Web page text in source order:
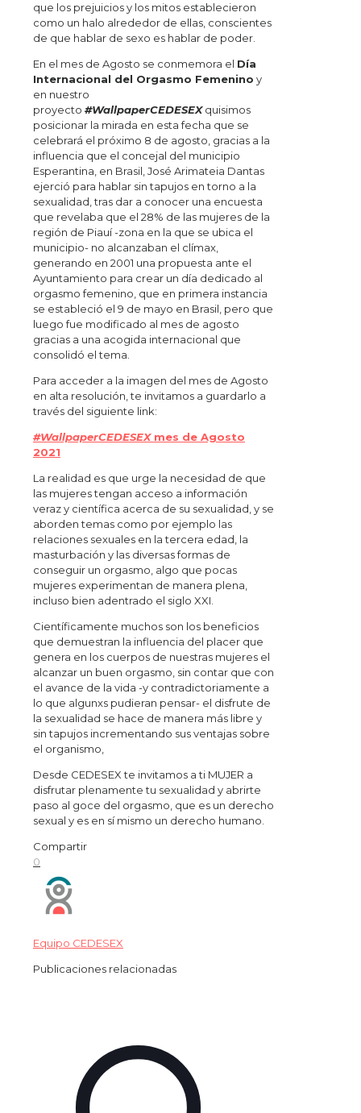
que los prejuicios y los mitos establecieron
como un halo alrededor de ellas, conscientes
de que hablar de sexo es hablar de poder.
En el mes de Agosto se conmemora el Día
Internacional del Orgasmo Femenino y
en nuestro
proyecto #WallpaperCEDESEXquisimos
posicionar la mirada en esta fecha que se
celebrará el próximo 8 de agosto, gracias a la
influencia que el concejal del municipio
Esperantina, en Brasil, José Arimateia Dantas
ejerció para hablar sin tapujos en torno a la
sexualidad, tras dar a conocer una encuesta
que revelaba que el 28% de las mujeres de la
región de Piauí -zona en la que se ubica el
municipio- no alcanzaban el clímax,
generando en 2001 una propuesta ante el
Ayuntamiento para crear un día dedicado al
orgasmo femenino, que en primera instancia
se estableció el 9 de mayo en Brasil, pero que
luego fue modificado al mes de agosto
gracias a una acogida internacional que
consolidó el tema.
Para acceder a la imagen del mes de Agosto
en alta resolución, te invitamos a guardarlo a
través del siguiente link:
#WallpaperCEDESEXmes de Agosto
2021
La realidad es que urge la necesidad de que
las mujeres tengan acceso a información
veraz y científica acerca de su sexualidad, y se
aborden temas como por ejemplo las
relaciones sexuales en la tercera edad, la
masturbación y las diversas formas de
conseguir un orgasmo, algo que pocas
mujeres experimentan de manera plena,
incluso bien adentrado el siglo XXI.
Científicamente muchos son los beneficios
que demuestran la influencia del placer que
genera en los cuerpos de nuestras mujeres el
alcanzar un buen orgasmo, sin contar que con
el avance de la vida -y contradictoriamente a
lo que algunxs pudieran pensar- el disfrute de
la sexualidad se hace de manera más libre y
sin tapujos incrementando sus ventajas sobre
el organismo,
Desde CEDESEX te invitamos a ti MUJER a
disfrutar plenamente tu sexualidad y abrirte
paso al goce del orgasmo, que es un derecho
sexual y es en sí mismo un derecho humano.
Compartir
0
Equipo CEDESEX
Publicaciones relacionadas